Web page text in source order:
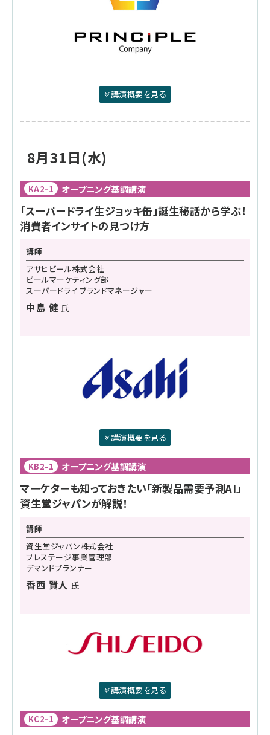
講演概要を見る
8月31日(水)
KA2-1 オープニング基調講演
「スーパードライ生ジョッキ缶」誕生秘話から学ぶ！
消費者インサイトの見つけ方
講師
アサヒビール株式会社
ビールマーケティング部
スーパードライ ブランドマネージャー
中島 健 氏
講演概要を見る
KB2-1 オープニング基調講演
マーケターも知っておきたい「新製品需要予測AI」
資生堂ジャパンが解説！
講師
資生堂ジャパン株式会社
プレステージ事業管理部
デマンドプランナー
香西 賢人 氏
講演概要を見る
KC2-1 オープニング基調講演